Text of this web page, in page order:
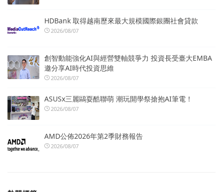
HDBank 取得越南歷來最大規模國際銀團社會貸款
2026/08/07
創智動能強化AI與經營雙軸競爭力 投資長受臺大EMBA
邀分享AI時代投資思維
2026/08/07
ASUSx三麗鷗耍酷聯萌 潮玩開學祭搶抱AI筆電！
2026/08/07
AMD公佈2026年第2季財務報告
2026/08/07